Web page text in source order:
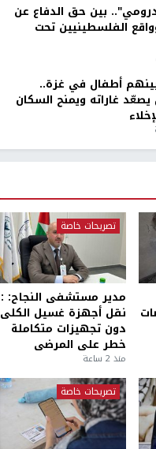
بين حق الدفاع عن
الفلسطينيين تحت
أطفال في غزة..
يصعّد غاراته ويمنح السكان
تصريحات خاصة
مدير مستشفى النجاح: :
نقل أجهزة غسيل الكلى
دون تجهيزات متكاملة
خطر على المرضى
منذ 2 ساعة
تصريحات خاصة